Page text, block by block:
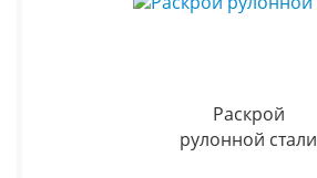
Раскрой
рулонной стали